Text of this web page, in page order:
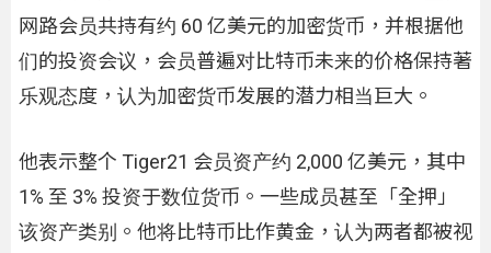
网路会员共持有约 60 亿美元的加密货币，并根据他
们的投资会议，会员普遍对比特币未来的价格保持著
乐观态度，认为加密货币发展的潜力相当巨大。
他表示整个 Tiger21 会员资产约 2,000 亿美元，其中
1% 至 3% 投资于数位货币。一些成员甚至「全押」
该资产类别。他将比特币比作黄金，认为两者都被视